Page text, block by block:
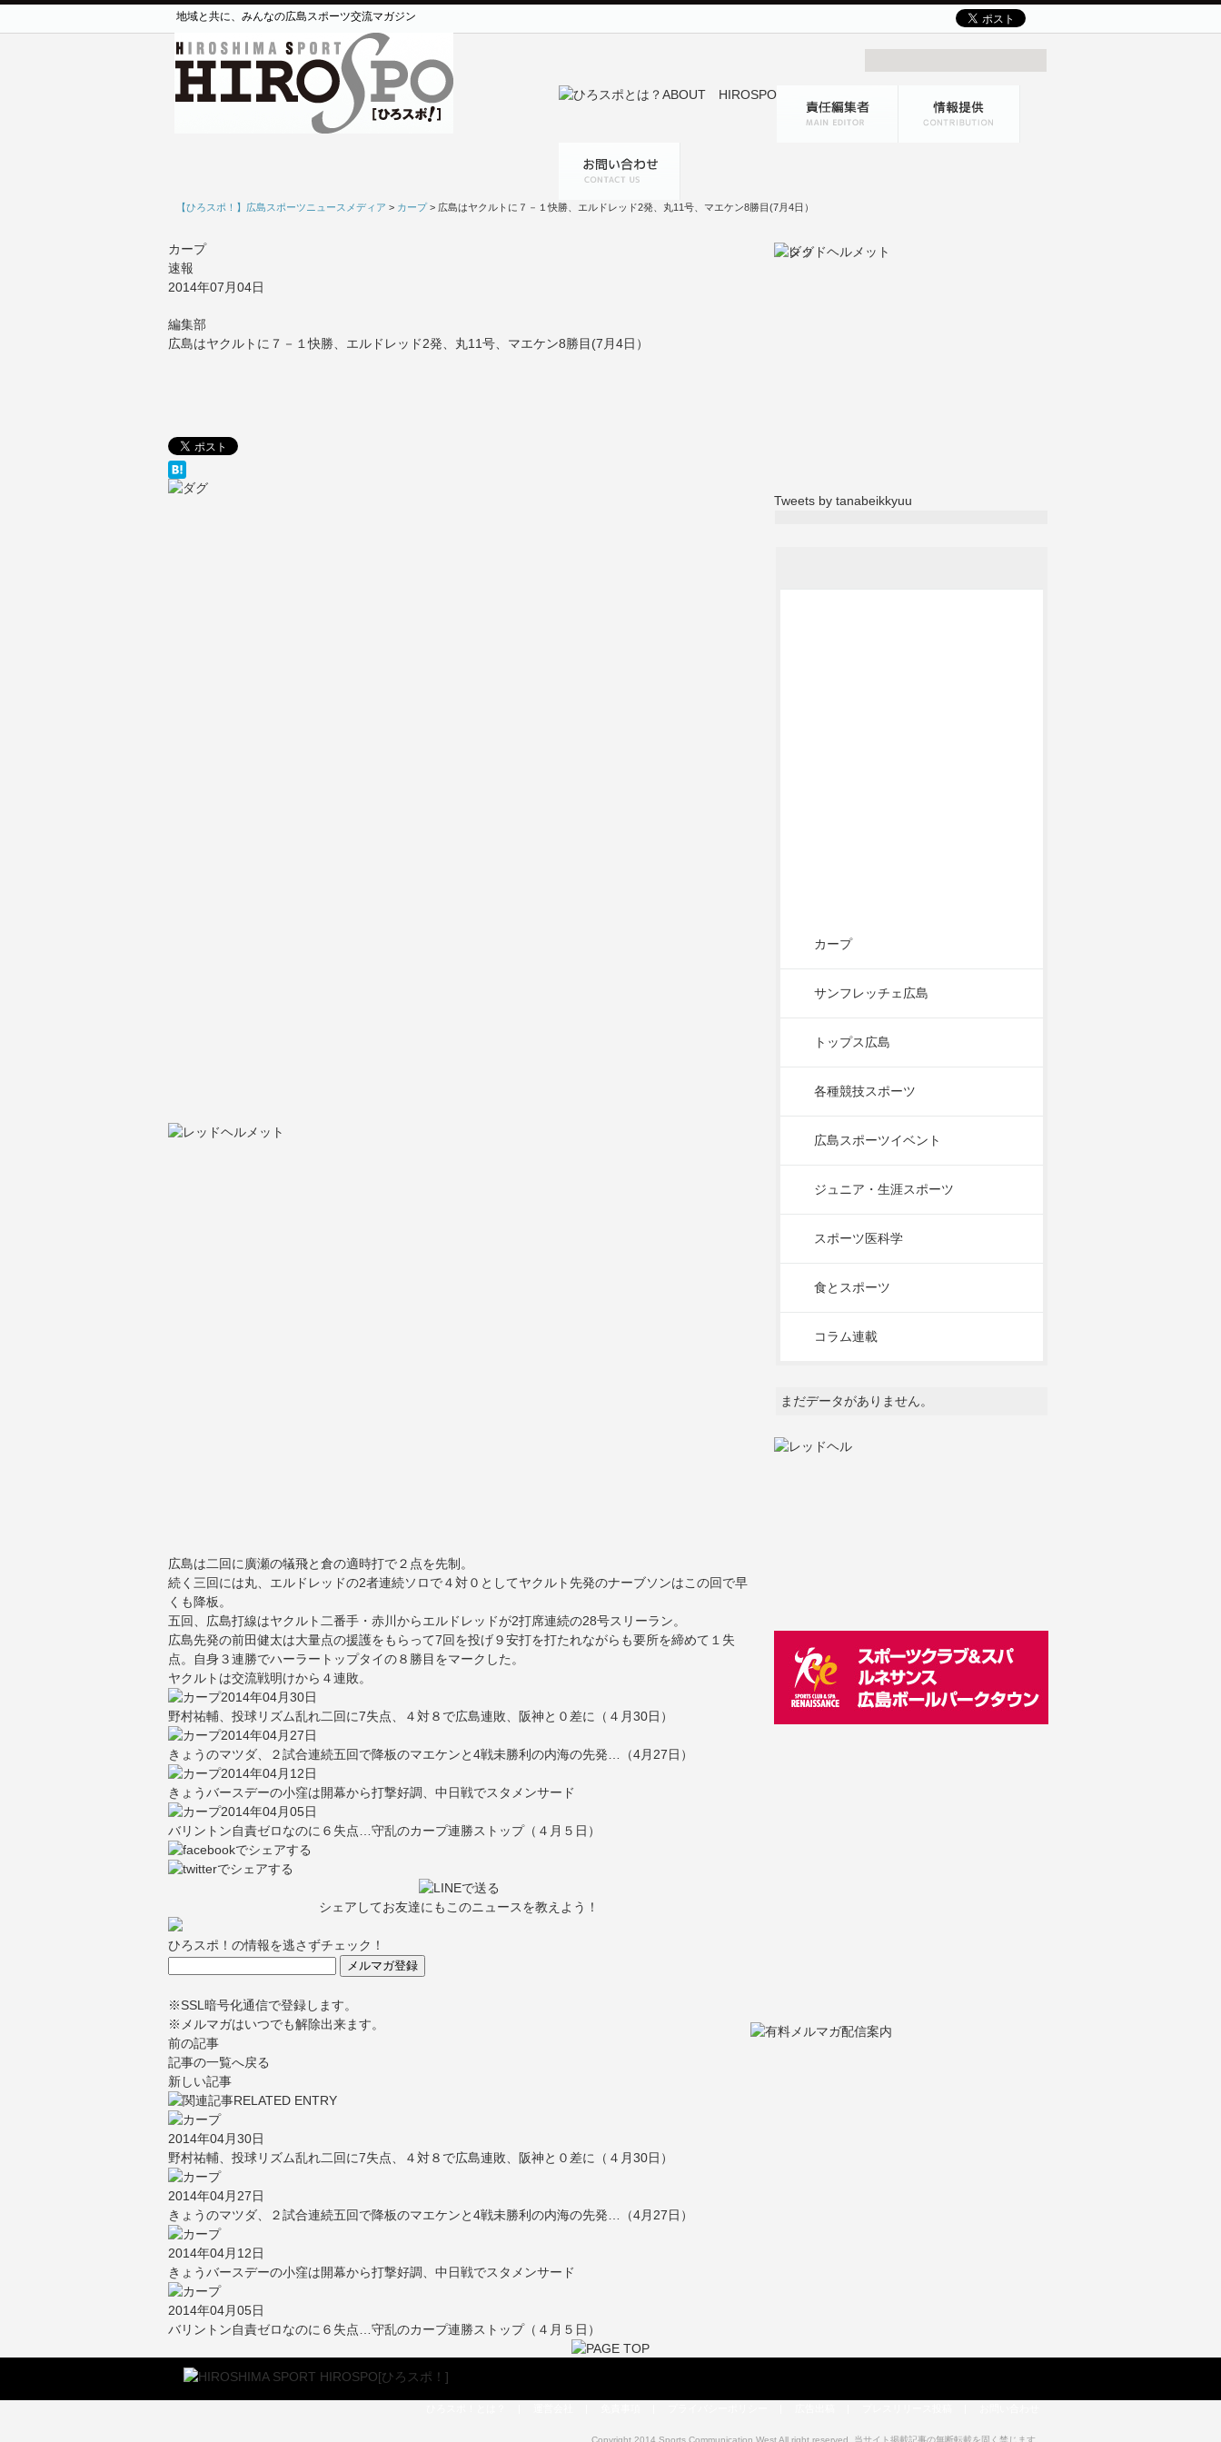
地域と共に、みんなの広島スポーツ交流マガジン
【ひろスポ！】広島スポーツニュースメディア > カープ> 広島はヤクルトに７－１快勝、エルドレッド2発、丸11号、マエケン8勝目(7月4日）
カープ
速報
2014年07月04日
編集部
広島はヤクルトに７－１快勝、エルドレッド2発、丸11号、マエケン8勝目(7月4日）
広島は二回に廣瀬の犠飛と倉の適時打で２点を先制。
続く三回には丸、エルドレッドの2者連続ソロで４対０としてヤクルト先発のナーブソンはこの回で早
くも降板。
五回、広島打線はヤクルト二番手・赤川からエルドレッドが2打席連続の28号スリーラン。
広島先発の前田健太は大量点の援護をもらって7回を投げ９安打を打たれながらも要所を締めて１失
点。自身３連勝でハーラートップタイの８勝目をマークした。
ヤクルトは交流戦明けから４連敗。
2014年04月30日
野村祐輔、投球リズム乱れ二回に7失点、４対８で広島連敗、阪神と０差に（４月30日）
2014年04月27日
きょうのマツダ、２試合連続五回で降板のマエケンと4戦未勝利の内海の先発…（4月27日）
2014年04月12日
きょうバースデーの小窪は開幕から打撃好調、中日戦でスタメンサード
2014年04月05日
バリントン自責ゼロなのに６失点…守乱のカープ連勝ストップ（４月５日）
シェアしてお友達にもこのニュースを教えよう！
ひろスポ！の情報を逃さずチェック！
※SSL暗号化通信で登録します。
※メルマガはいつでも解除出来ます。
前の記事
記事の一覧へ戻る
新しい記事
2014年04月30日
野村祐輔、投球リズム乱れ二回に7失点、４対８で広島連敗、阪神と０差に（４月30日）
2014年04月27日
きょうのマツダ、２試合連続五回で降板のマエケンと4戦未勝利の内海の先発…（4月27日）
2014年04月12日
きょうバースデーの小窪は開幕から打撃好調、中日戦でスタメンサード
2014年04月05日
バリントン自責ゼロなのに６失点…守乱のカープ連勝ストップ（４月５日）
Tweets by tanabeikkyuu
カープ
サンフレッチェ広島
トップス広島
各種競技スポーツ
広島スポーツイベント
ジュニア・生涯スポーツ
スポーツ医科学
食とスポーツ
コラム連載
まだデータがありません。
Copyright 2014 Sports Communication West All right reserved. 当サイト掲載記事の無断転載を固く禁じます。